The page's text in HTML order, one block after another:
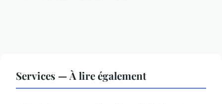
Services — À lire également